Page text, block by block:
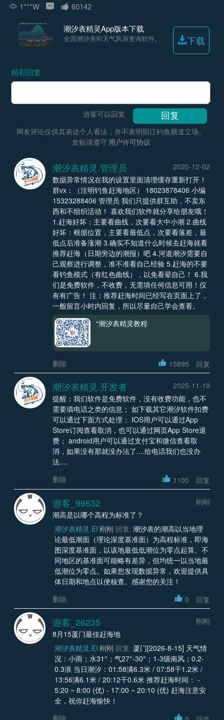
1***W 60142
潮汐表精灵App版本下载
全国潮汐表和天气风浪查询软件。 下载
精彩回复
游客可以回复
网友评论仅供其表达个人看法，并不表明阳江钓鱼频道立场。
发贴请遵守 用户许可协议
潮汐表精灵.管理员
2020-12-02
数据异常情况在我的设置里面清理缓存重新打开！
群vx：（注明钓鱼赶海地区） 18023878406 小编
15323288406 管理员 我们只提供群互助，不卖东
西和不组织活动！ 喜欢我们软件就分享给朋友哦！
1.赶海好坏：主要看曲线，次要看大中小潮 2.曲线
好坏：根据位置，主要看最低点，次要看落差，最
低点后准备涨潮 3.确实不知道什么时候去赶海就看
推荐赶海（日期旁边的潮报）吧 4.河道潮汐需要自
己观察进行调整，准不准看自己经验 5.赶海的不要
看钓鱼模式（有红色曲线），以免看晕自己！ 6.我
们是免费软件，不收费，无需填任何信息可用！仅
有有广告！ 注：推荐赶海时间已经写在页面上了，
一般留言小时内回复，所以尽量自己学会查看。
“潮汐表精灵教程
删除 15895 回复
潮汐表精灵.开发者
2025-11-19
提醒：我们软件是免费软件，没有收费功能，也不
需要填电话之类的信息； 如下载其它潮汐软件扣费
可以通过下面方式处理： IOS用户可以通过App
Store订阅查看取消，也可以通过网页App Store退
费； android用户可以通过支付宝和微信查看取
消，如果没有那就没办法了....给电话我们也没办
法....
删除
1100 回复
游客_99532
刚刚
潮高是以哪个高程为标准了？
潮汐表精灵.EI 刚刚 回复: 潮汐表的潮高以当地理
论最低潮面（理论深度基准面）为高程标准，即海
图深度基准面，以该地最低低潮位为零点起算。不
同地区的基准面可能略有差异，但均统一以当地最
低潮位为零点。如果您发现数据异常，欢迎提供具
体日期和地点以便核查。感谢您的关注！
删除
0 回复
游客_26235
刚刚
8月15厦门最佳赶海地
潮汐表精灵.EI 刚刚 回复: 厦门[2026-8-15] 天气情
况：小雨；水31°；气27°-30°；1-3级南风；0.2-
0.3浪 当日潮汐：01:58满6.3米 / 07:58干1.2米 /
13:56满6.1米 / 20:12干0.6米 推荐赶海时间： -
5:20 ~ 8:00 (优) - 17:00 ~ 20:10 (优) 赶海注意安
全，祝你赶海愉快！